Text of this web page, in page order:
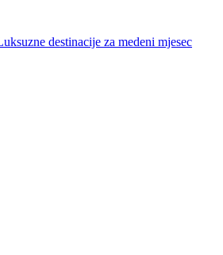
destinacije za medeni mjesec